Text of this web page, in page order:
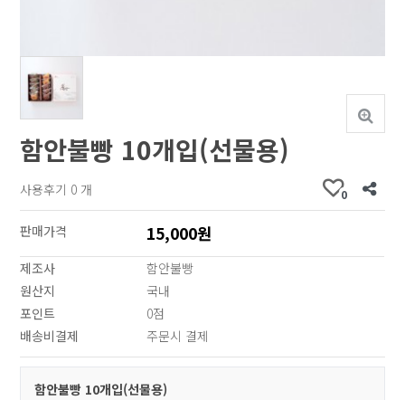
함안불빵 10개입(선물용)
사용후기 0 개
위시리스트
0
sns 공유
판매가격 15,000원
제조사
함안불빵
원산지
국내
포인트
0점
배송비결제
주문시 결제
선택된 옵션
함안불빵 10개입(선물용)